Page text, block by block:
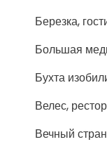
Березка,
Большая
Бухта
Велес,
Вечный